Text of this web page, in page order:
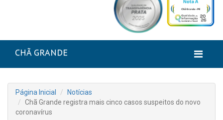
CHÃ GRANDE
Página Inicial
Notícias
Chã Grande registra mais cinco casos suspeitos do novo
coronavírus